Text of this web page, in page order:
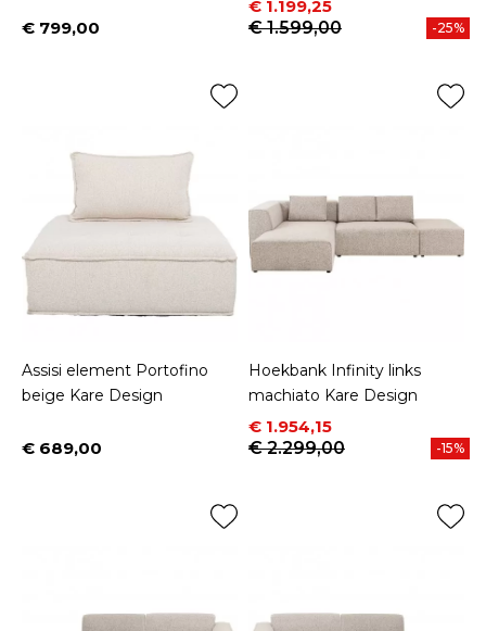
Prijs
€ 799,00
Prijs
€ 1.199,25
Normale prijs
€ 1.599,00
-25%
Assisi element Portofino
beige Kare Design
Prijs
€ 689,00
Hoekbank Infinity links
machiato Kare Design
Prijs
€ 1.954,15
Normale prijs
€ 2.299,00
-15%